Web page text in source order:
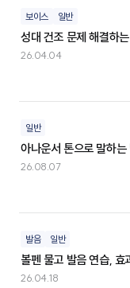
보이스 일반
성대 건조 문제 해결하
26.04.04
일반
아나운서 톤으로 말하
26.08.07
발음 일반
볼펜 물고 발음 연습, 효
26.04.18